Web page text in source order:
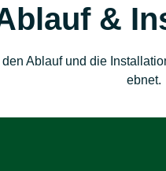
&
Ablauf und die
ebnet.